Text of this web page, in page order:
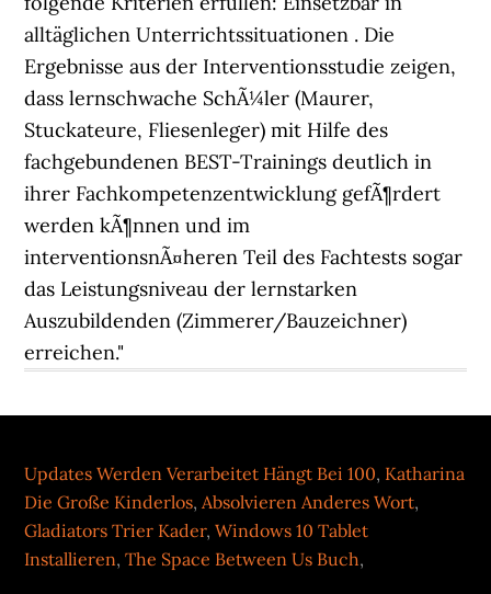
Updates Werden Verarbeitet Hängt Bei 100, Katharina
Die Große Kinderlos,Absolvieren Anderes Wort,
Gladiators Trier Kader,Windows 10 Tablet
Installieren,The Space Between Us Buch,